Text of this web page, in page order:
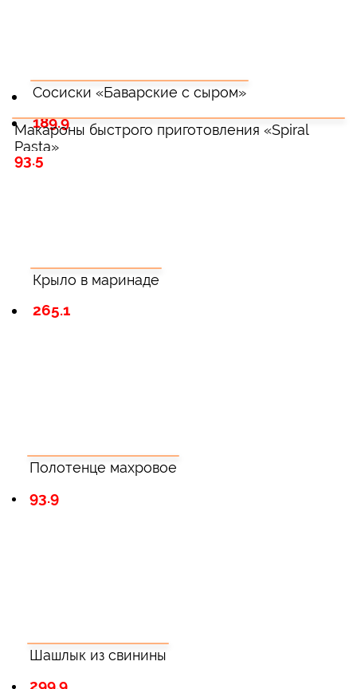
Макароны быстрого приготовления «Spiral
Pasta»
93.5
Сосиски «Баварские с сыром»
189.9
Крыло в маринаде
265.1
Полотенце махровое
93.9
Шашлык из свинины
299.9